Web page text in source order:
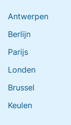
Antwerpen
Berlijn
Parijs
Londen
Brussel
Keulen